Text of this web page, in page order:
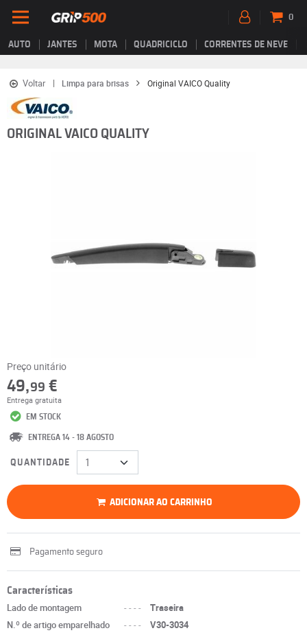
AUTO JANTES MOTA QUADRICICLO CORRENTES DE NEVE
0
Voltar Limpa para brisas Original VAICO Quality
ORIGINAL VAICO QUALITY
Preço unitário
49,99 €
Entrega gratuita
EM STOCK
ENTREGA 14 - 18 AGOSTO
QUANTIDADE
ADICIONAR AO CARRINHO
Pagamento seguro
Características
Lado de montagem ----
Traseira
N.º de artigo emparelhado
----
V30-3034